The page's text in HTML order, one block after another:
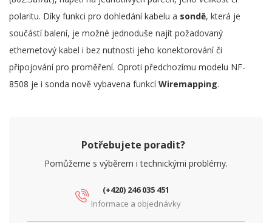
polaritu. Díky funkci pro dohledání kabelu a sondě, která je
součástí balení, je možné jednoduše najít požadovaný
ethernetový kabel i bez nutnosti jeho konektorování či
připojování pro proměření. Oproti předchozímu modelu NF-
8508 je i sonda nově vybavena funkcíWiremapping.
Potřebujete poradit?
Pomůžeme s výběrem i technickými problémy.
(+420) 246 035 451
Informace a objednávky